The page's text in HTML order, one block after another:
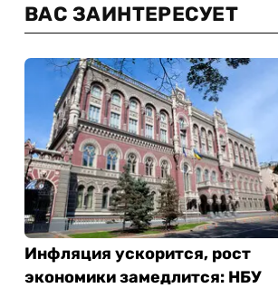
ВАС ЗАИНТЕРЕСУЕТ
Инфляция ускорится, рост
экономики замедлится: НБУ